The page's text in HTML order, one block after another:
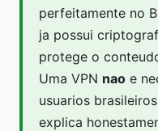
perfeitamente no
ja possui
protege o
Uma VPN nao e
usuarios
explica